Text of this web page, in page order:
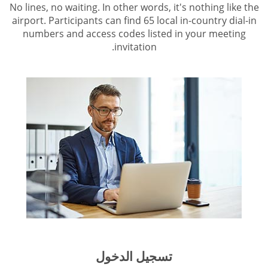
No lines, no waiting. In other words, it's nothing like the
airport. Participants can find 65 local in-country dial-in
numbers and access codes listed in your meeting
invitation.
تسجيل الدخول